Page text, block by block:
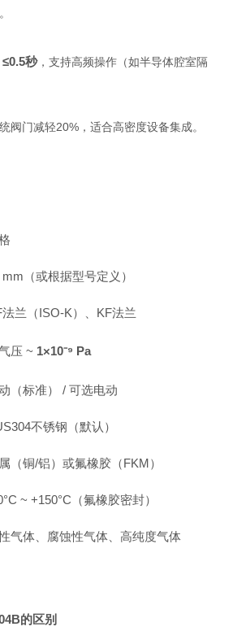
≤0.5秒，支持高频操作（如半导体腔室隔
阀门减轻20%，适合高密度设备集成。
mm（或根据型号定义）
法兰（ISO-K）、KF法兰
压 ~ 1×10⁻⁹ Pa
（标准） / 可选电动
不锈钢（默认）
（铜/铝）或氟橡胶（FKM）
~ +150°C（氟橡胶密封）
气体、腐蚀性气体、高纯度气体
的区别